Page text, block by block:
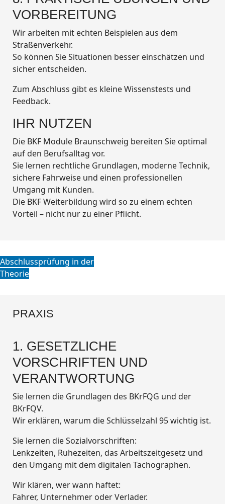
VORBEREITUNG
Wir arbeiten mit echten Beispielen aus dem
Straßenverkehr.
So können Sie Situationen besser einschätzen und
sicher entscheiden.
Zum Abschluss gibt es kleine Wissenstests und
Feedback.
IHR NUTZEN
Die BKF Module Braunschweig bereiten Sie optimal
auf den Berufsalltag vor.
Sie lernen rechtliche Grundlagen, moderne Technik,
sichere Fahrweise und einen professionellen
Umgang mit Kunden.
Die BKF Weiterbildung wird so zu einem echten
Vorteil – nicht nur zu einer Pflicht.
Abschlussprüfung in der
Theorie
PRAXIS
1. GESETZLICHE
VORSCHRIFTEN UND
VERANTWORTUNG
Sie lernen die Grundlagen des BKrFQG und der
BKrFQV.
Wir erklären, warum die Schlüsselzahl 95 wichtig ist.
Sie lernen die Sozialvorschriften:
Lenkzeiten, Ruhezeiten, das Arbeitszeitgesetz und
den Umgang mit dem digitalen Tachographen.
Wir klären, wer wann haftet:
Fahrer, Unternehmer oder Verlader.